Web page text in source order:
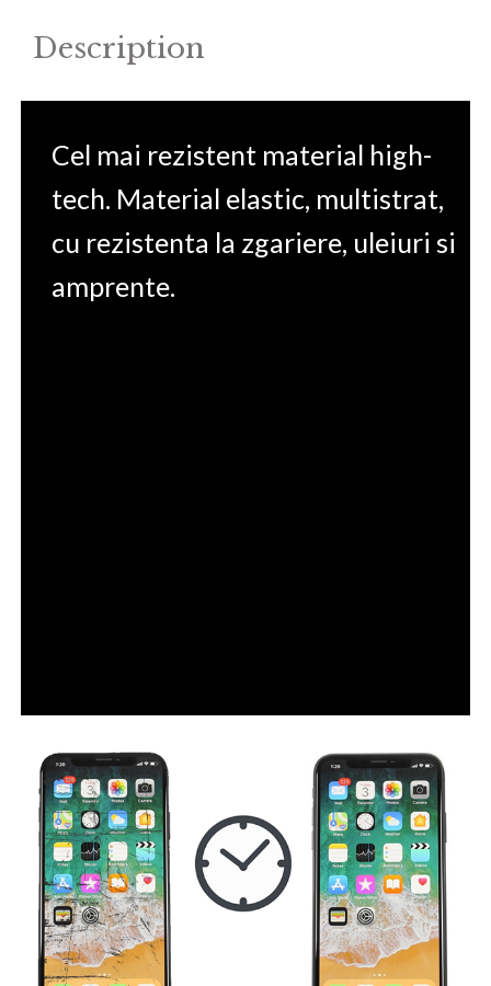
Description
Cel mai rezistent material high-
tech. Material elastic, multistrat,
cu rezistenta la zgariere, uleiuri si
amprente.